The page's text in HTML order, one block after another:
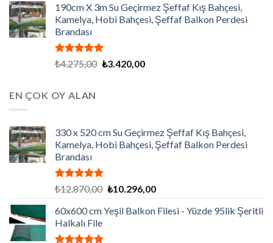
190cm X 3m Su Geçirmez Şeffaf Kış Bahçesi,
Kamelya, Hobi Bahçesi, Şeffaf Balkon Perdesi
Brandası
5 üzerinden
oy
₺4.275,00 Orijinal
₺3.420,00Şu
EN ÇOK OY ALAN
330 x 520 cm Su Geçirmez Şeffaf Kış Bahçesi,
Kamelya, Hobi Bahçesi, Şeffaf Balkon Perdesi
Brandası
5 üzerinden
aldı
₺12.870,00 Orijinal
₺12.870,00.
₺10.296,00Şu
fiyat:
60x600 cm Yeşil Balkon Filesi - Yüzde 95lik Şeritli
Halkalı File